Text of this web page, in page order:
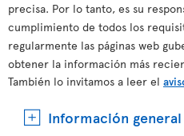
precisa. Por lo tanto, es su
cumplimiento de todos los
regularmente las páginas web
obtener la información más
También lo invitamos a leer el
Información general